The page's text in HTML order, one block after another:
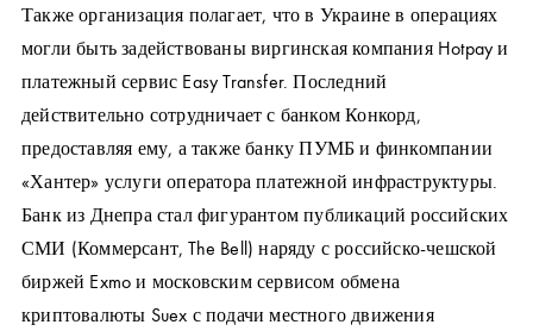
Также организация полагает, что в Украине в операциях
могли быть задействованы виргинская компания Hotpay и
платежный сервис Easy Transfer. Последний
действительно сотрудничает с банком Конкорд,
предоставляя ему, а также банку ПУМБ и финкомпании
«Хантер» услуги оператора платежной инфраструктуры.
Банк из Днепра стал фигурантом публикаций российских
СМИ (Коммерсант, The Bell) наряду с российско-чешской
биржей Exmo и московским сервисом обмена
криптовалюты Suex с подачи местного движения